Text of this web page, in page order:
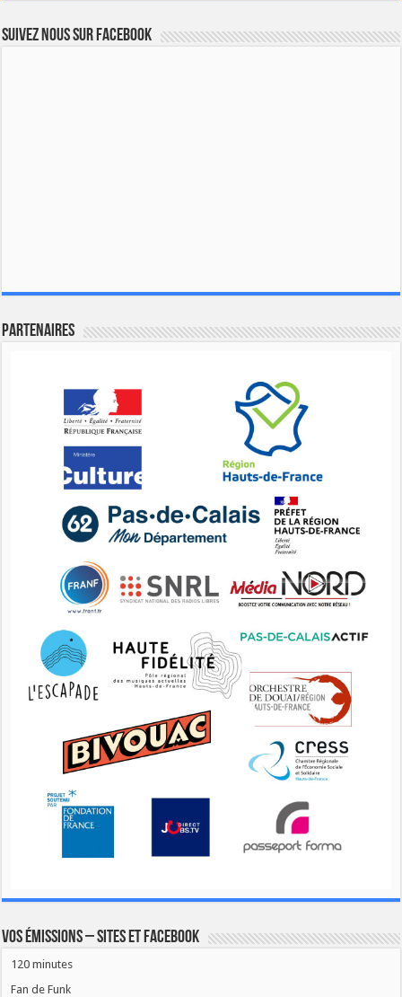
Suivez nous sur Facebook
Partenaires
Vos émissions – Sites et Facebook
120 minutes
Fan de Funk